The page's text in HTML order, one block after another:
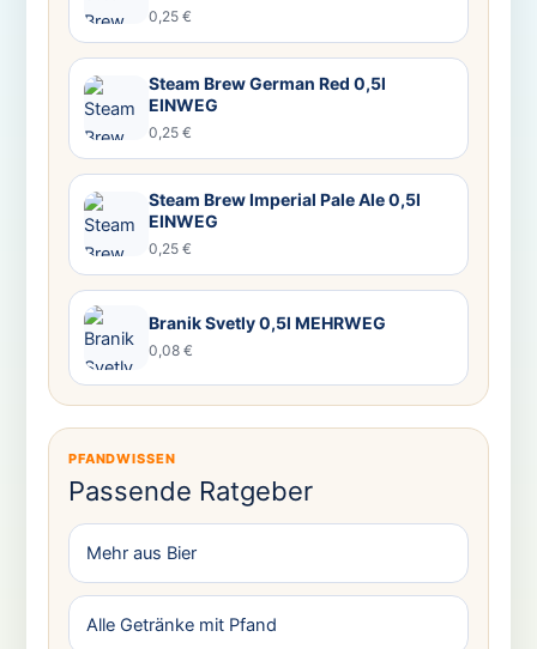
0,25 €
Steam Brew German Red 0,5l
EINWEG
0,25 €
Steam Brew Imperial Pale Ale 0,5l
EINWEG
0,25 €
Branik Svetly 0,5l MEHRWEG
0,08 €
PFANDWISSEN
Passende Ratgeber
Mehr aus Bier
Alle Getränke mit Pfand